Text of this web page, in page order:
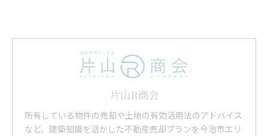
片山R商会
所有している物件の売却や土地の有効活用法のアドバイス
など、建築知識を活かした不動産売却プランを今治市エリ